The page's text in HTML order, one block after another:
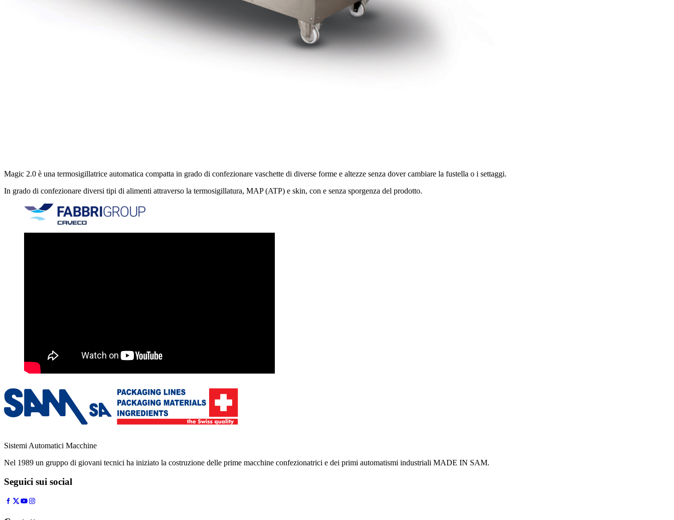
Magic 2.0 è una termosigillatrice automatica compatta in grado di confezionare vaschette di diverse forme e altezze senza dover cambiare la fustella o i settaggi.
In grado di confezionare diversi tipi di alimenti attraverso la termosigillatura, MAP (ATP) e skin, con e senza sporgenza del prodotto.
Sistemi Automatici Macchine
Nel 1989 un gruppo di giovani tecnici ha iniziato la costruzione delle prime macchine confezionatrici e dei primi automatismi industriali MADE IN SAM.
Seguici sui social